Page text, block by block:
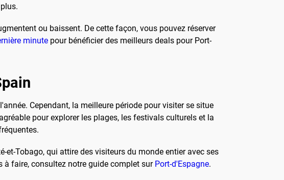
ou baissent. De cette façon, vous pouvez réserver
minute pour bénéficier des meilleurs deals pour Port-
Cependant, la meilleure période pour visiter se situe
pour explorer les plages, les festivals culturels et la
et-Tobago, qui attire des visiteurs du monde entier avec ses
à faire, consultez notre guide complet sur Port-d'Espagne.